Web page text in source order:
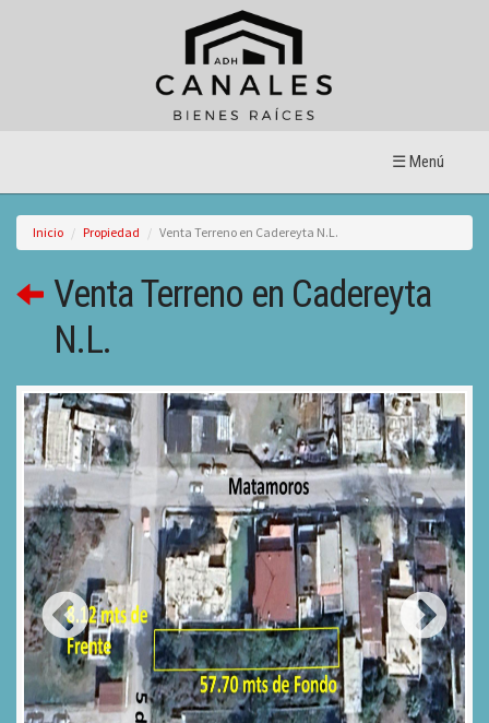
☰ Menú
Inicio Propiedad Venta Terreno en Cadereyta N.L.
Venta Terreno en Cadereyta
N.L.